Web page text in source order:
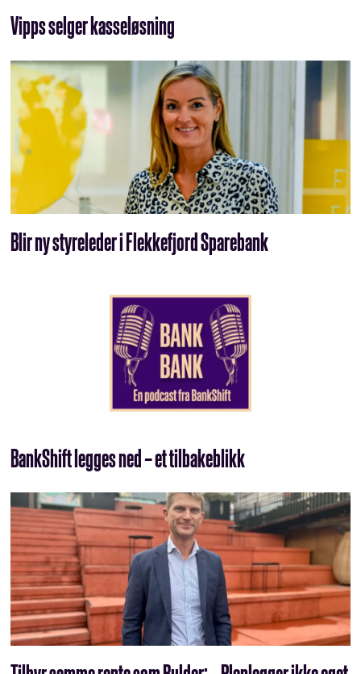
Vipps selger kasseløsning
Blir ny styreleder i Flekkefjord Sparebank
BankShift legges ned – et tilbakeblikk